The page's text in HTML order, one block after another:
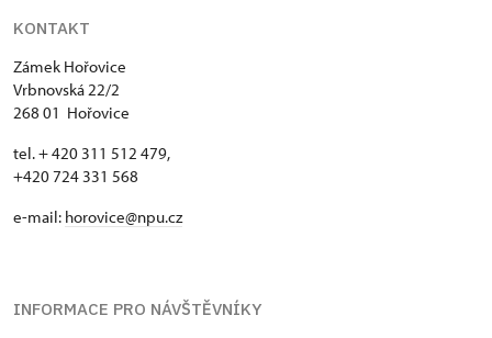
KONTAKT
Zámek Hořovice
Vrbnovská 22/2
268 01 Hořovice
tel. + 420 311 512 479,
+420 724 331 568
e-mail: horovice@npu.cz
INFORMACE PRO NÁVŠTĚVNÍKY